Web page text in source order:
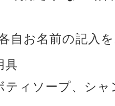
自お名前の記入
具
ティソープ、シ